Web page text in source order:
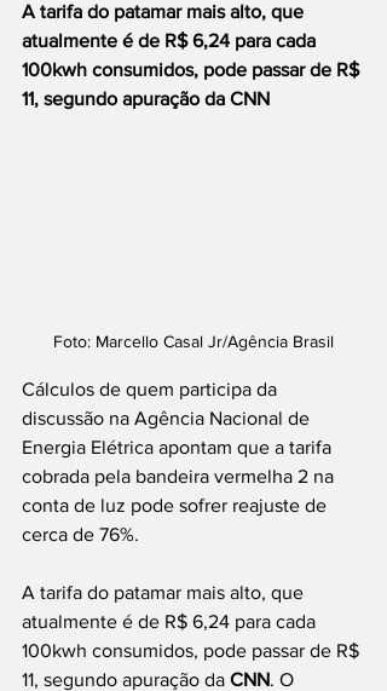
A tarifa do patamar mais alto, que
atualmente é de R$ 6,24 para cada
100kwh consumidos, pode passar de R$
11, segundo apuração da CNN
Foto: Marcello Casal Jr/Agência Brasil
Cálculos de quem participa da
discussão na Agência Nacional de
Energia Elétrica apontam que a tarifa
cobrada pela bandeira vermelha 2 na
conta de luz pode sofrer reajuste de
cerca de 76%.
A tarifa do patamar mais alto, que
atualmente é de R$ 6,24 para cada
100kwh consumidos, pode passar de R$
11, segundo apuração da CNN. O